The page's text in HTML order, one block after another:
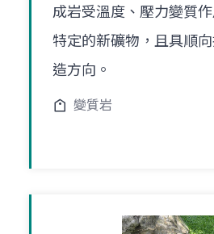
成岩受溫度、壓力變質
特定的新礦物，且具順
造方向。
變質岩